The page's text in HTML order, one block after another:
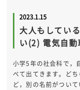
2023.1.15
大人もしてい
い(2) 電気自
小学5年の社会科で，
べて出てきます。ど
ど，別の名前がつい